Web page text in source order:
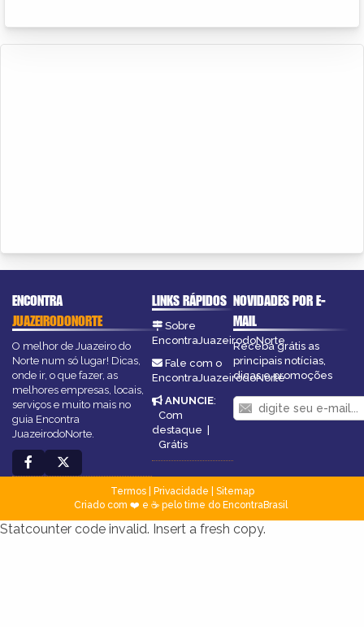
ENCONTRA
JUAZEIRODONORTE
O melhor de Juazeiro do
Norte num só lugar! Dicas,
onde ir, o que fazer, as
melhores empresas, locais,
serviços e muito mais no
guia Encontra
JuazeirodoNorte.
LINKS RÁPIDOS
Sobre
EncontraJuazeirodoNorte
Fale com o
EncontraJuazeirodoNorte
ANUNCIE:
Com
destaque |
Grátis
NOVIDADES POR E-
MAIL
Receba grátis as
principais notícias,
dicas e promoções
Termos| Privacidade
Sitemap
Criado com ❤️ e ☕ pelo time do EncontraBrasil
Statcounter code invalid. Insert a fresh copy.